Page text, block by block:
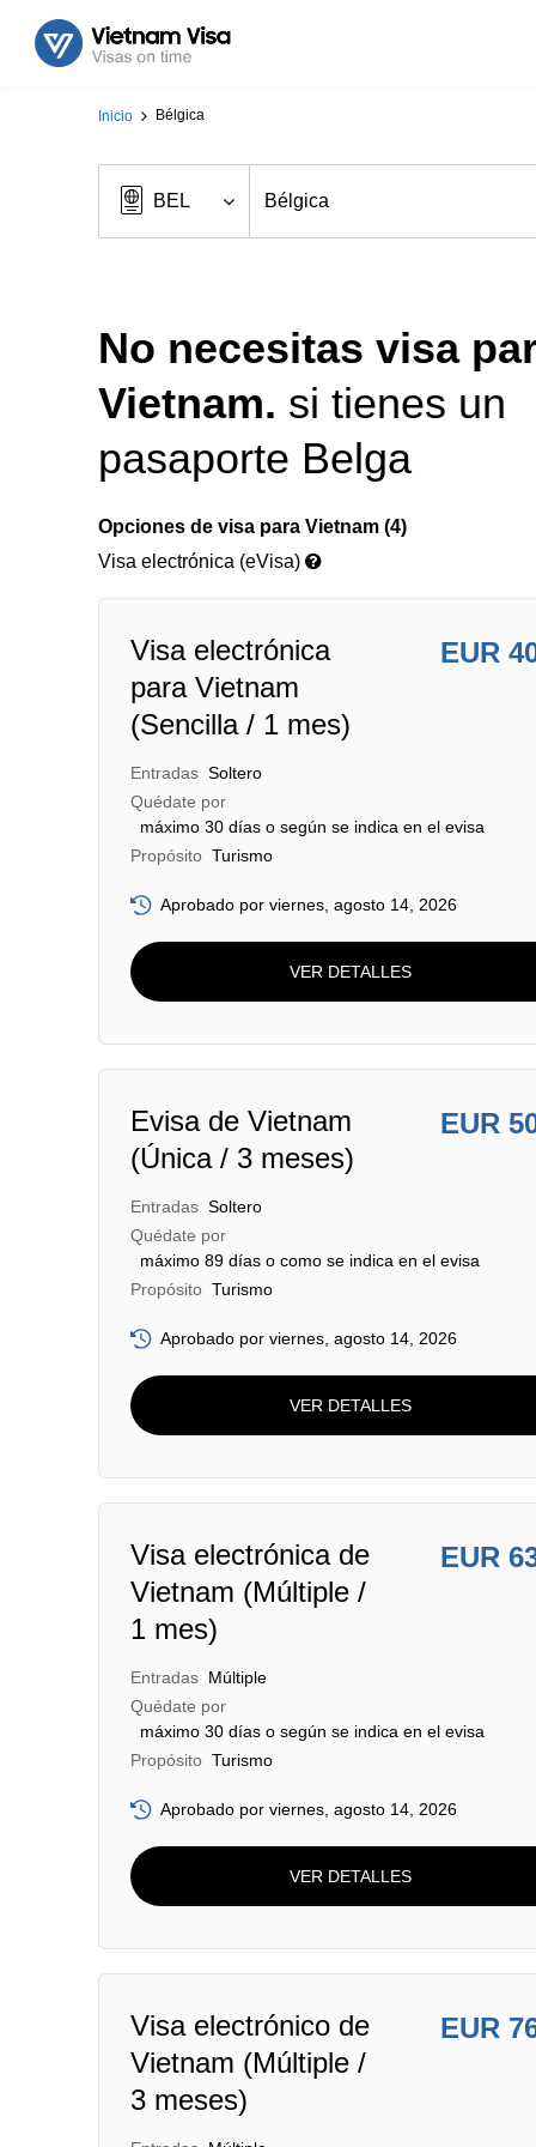
Inicio Bélgica
No necesitas visa
Vietnam. si tienes un
pasaporte Belga
Opciones de visa para Vietnam (4)
Visa electrónica (eVisa)
Visa electrónica
para Vietnam
(Sencilla / 1 mes)
EUR
Entradas Soltero
Quédate por
máximo 30 días o según se indica en el evisa
Propósito Turismo
Aprobado por viernes, agosto 14, 2026
VER DETALLES
Evisa de Vietnam
(Única / 3 meses)
EUR
Entradas Soltero
Quédate por
máximo 89 días o como se indica en el evisa
Propósito Turismo
Aprobado por viernes, agosto 14, 2026
VER DETALLES
Visa electrónica de
Vietnam (Múltiple /
1 mes)
EUR
Entradas Múltiple
Quédate por
máximo 30 días o según se indica en el evisa
Propósito Turismo
Aprobado por viernes, agosto 14, 2026
VER DETALLES
Visa electrónico de
Vietnam (Múltiple /
3 meses)
EUR